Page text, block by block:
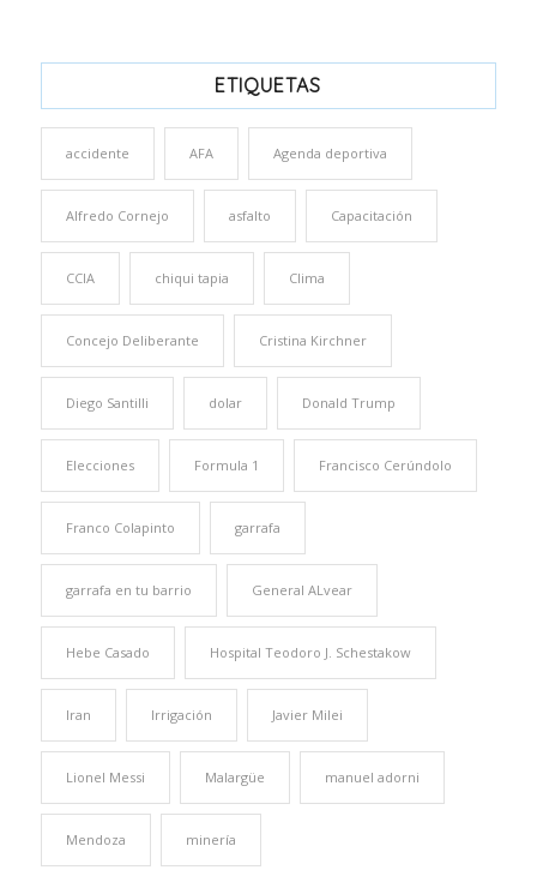
ETIQUETAS
accidente AFA Agenda deportiva
Alfredo Cornejo asfalto Capacitación
CCIA chiqui tapia Clima
Concejo Deliberante Cristina Kirchner
Diego Santilli dolar Donald Trump
Elecciones Formula 1 Francisco Cerúndolo
Franco Colapinto garrafa
garrafa en tu barrio General ALvear
Hebe Casado Hospital Teodoro J. Schestakow
Iran Irrigación Javier Milei
Lionel Messi Malargüe manuel adorni
Mendoza minería